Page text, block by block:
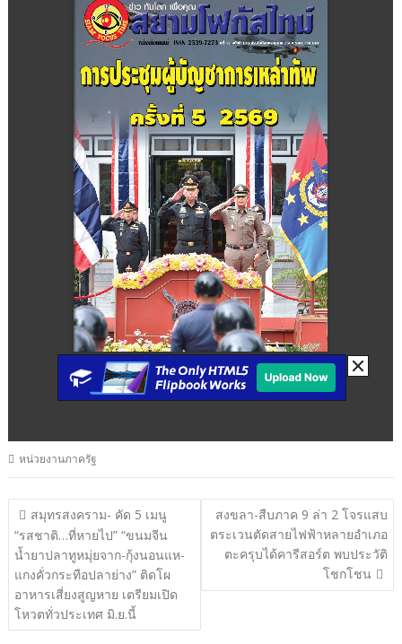
หน่วยงานภาครัฐ
แนะแนว
เรื่อง
สมุทรสงคราม- คัด 5 เมนู
“รสชาติ…ที่หายไป” “ขนมจีน
น้ำยาปลาทูหมุ่ยจาก-กุ้งนอนแห-
แกงคั่วกระทือปลาย่าง” ติดโผ
อาหารเสี่ยงสูญหาย เตรียมเปิด
โหวตทั่วประเทศ มิ.ย.นี้
สงขลา-สืบภาค 9 ล่า 2 โจรแสบ
ตระเวนตัดสายไฟฟ้าหลายอำเภอ
ตะครุบได้คารีสอร์ต พบประวัติ
โชกโชน